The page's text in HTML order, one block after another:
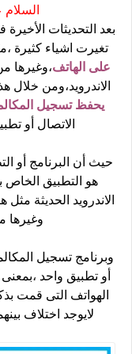
السلام
بعد التحديثات
تغيرت اشياء كثيرة
على الهاتف،وغيرها
الاندرويد،ومن
يحفظ تسجيل
الاتصال أو
حيث أن البرنامج أو
هو التطبيق
الاندرويد الحديثة
وغيرها
وبرنامج تسجيل
أو تطبيق واحد
الهواتف التى قمت
لايوجد اختلاف